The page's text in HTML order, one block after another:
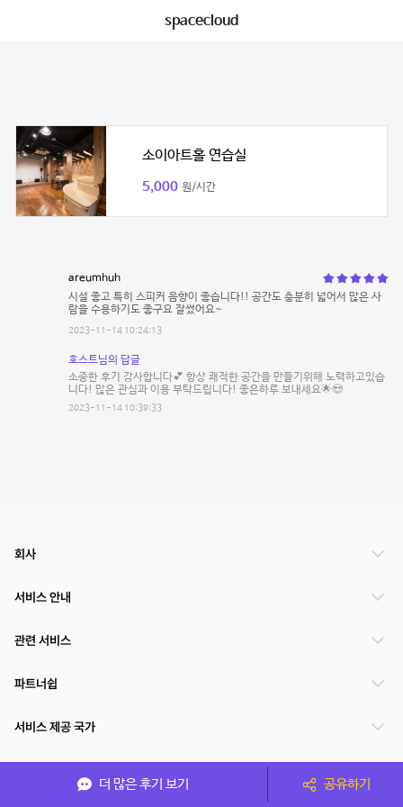
spacecloud
소이아트홀 연습실
5,000 원/시간
areumhuh
시설 좋고 특히 스피커 음향이 좋습니다!! 공간도 충분히 넓어서 많은 사
람을 수용하기도 좋구요 잘썼어요~
2023-11-14 10:24:13
호스트님의 답글
소중한 후기 감사합니다💕 항상 쾌적한 공간을 만들기위해 노력하고있습
니다! 많은 관심과 이용 부탁드립니다! 좋은하루 보내세요🌟😍
2023-11-14 10:39:33
더 많은 후기 보기 공유하기
회사
서비스 안내
관련 서비스
파트너쉽
서비스 제공 국가
(주)NSPACE 사업자정보